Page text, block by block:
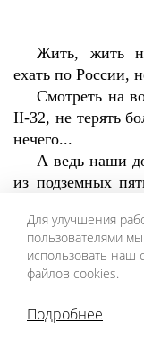
Жить, жить
ехать по России,
Смотреть на
II-32, не терять
нечего...
А ведь наши
из подземных
Как нам
как выехать,
выйти из желто-
вам — жить на
Для улучшения
пользователями
использовать наш
файлов cookies.
Подробнее